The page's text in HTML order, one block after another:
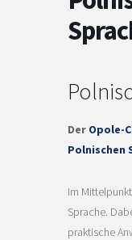
Der Opole-
Polnischen
Im
Sprache.
praktische